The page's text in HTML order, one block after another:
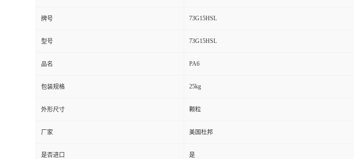
牌号 73G15HSL
型号 73G15HSL
品名 PA6
包装规格 25kg
外形尺寸 颗粒
厂家 美国杜邦
是否进口 是